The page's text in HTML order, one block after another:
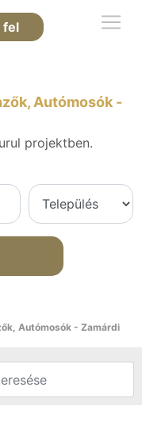
fel
Autómosók -
projektben.
Autómosók - Zamárdi